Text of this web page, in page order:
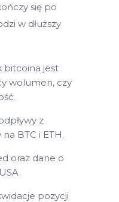
się po
w dłuższy
bitcoina jest
wolumen, czy
z
BTC i ETH.
oraz dane o
pozycji